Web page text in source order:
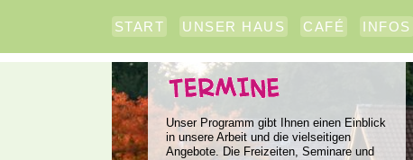
START UNSER HAUS CAFÉ INFOS
Unser Programm gibt Ihnen einen Einblick
in unsere Arbeit und die vielseitigen
Angebote. Die Freizeiten, Seminare und